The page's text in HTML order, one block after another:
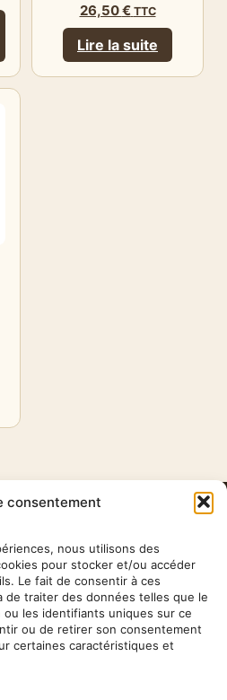
consentement
nous utilisons des
pour stocker et/ou accéder
Le fait de consentir à ces
traiter des données telles que le
les identifiants uniques sur ce
ou de retirer son consentement
certaines caractéristiques et
26,50€ TTC
Lire la suite